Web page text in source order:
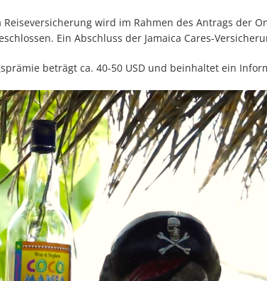
Reiseversicherung wird im Rahmen des Antrags der
Ein Abschluss der Jamaica Cares-
beträgt ca. 40-50 USD und beinhaltet ein